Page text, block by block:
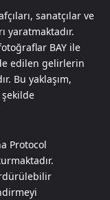
sanatçılar ve
yaratmaktadır.
BAY ile
edilen gelirlerin
Bu yaklaşım,
şekilde
Protocol